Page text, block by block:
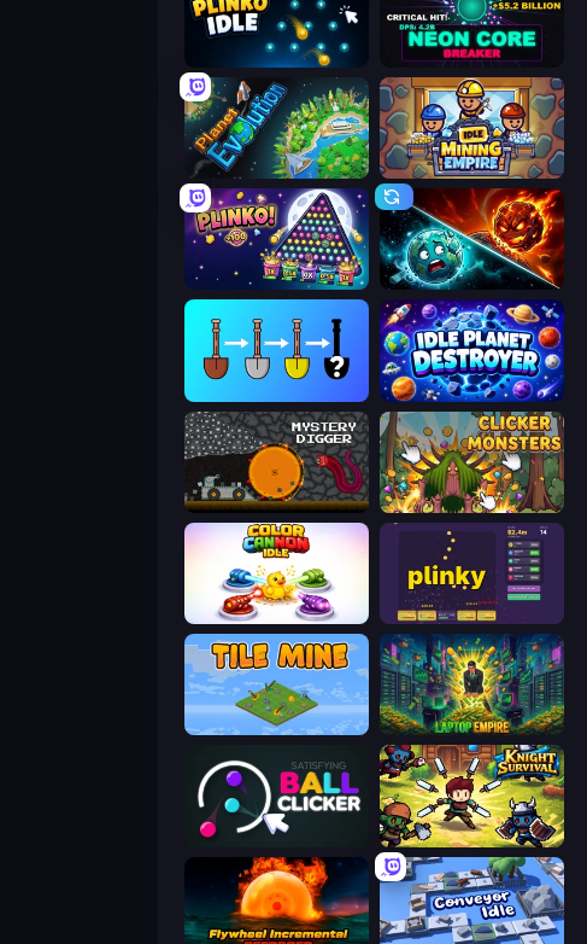
Plinko Idle Neon Core Breaker
Planet Evolution: Idle Clicker Idle Mining Empire
PLINKO! PlanetCrush 2
Idle Planet Destroyer
Mystery Digger Clicker Monsters
Color Cannon Idle Plinky
Tile Mine Laptop Empire
Satisfying Ball Clicker Knight Survival